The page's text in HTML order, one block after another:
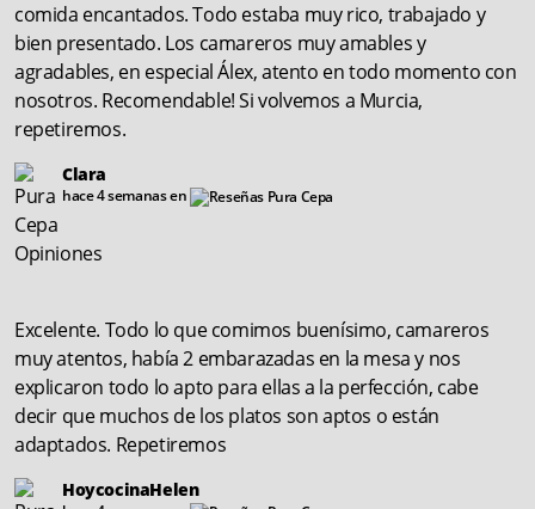
comida encantados. Todo estaba muy rico, trabajado y
bien presentado. Los camareros muy amables y
agradables, en especial Álex, atento en todo momento con
nosotros. Recomendable! Si volvemos a Murcia,
repetiremos.
Clara
hace 4 semanas en
Excelente. Todo lo que comimos buenísimo, camareros
muy atentos, había 2 embarazadas en la mesa y nos
explicaron todo lo apto para ellas a la perfección, cabe
decir que muchos de los platos son aptos o están
adaptados. Repetiremos
HoycocinaHelen